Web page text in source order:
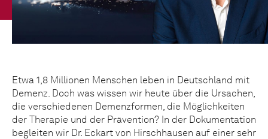
Etwa 1,8 Millionen Menschen leben in Deutschland mit
Demenz. Doch was wissen wir heute über die Ursachen,
die verschiedenen Demenzformen, die Möglichkeiten
der Therapie und der Prävention? In der Dokumentation
begleiten wir Dr. Eckart von Hirschhausen auf einer sehr